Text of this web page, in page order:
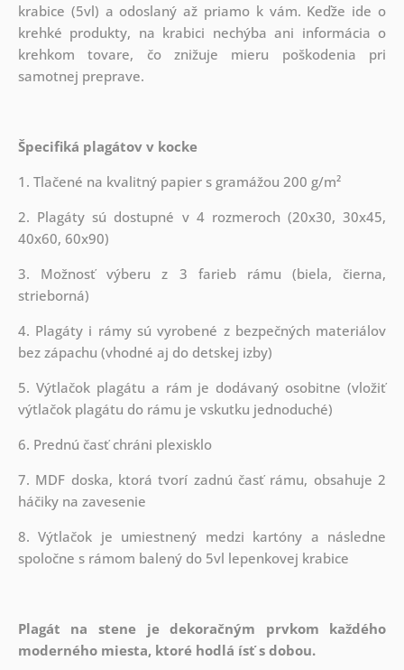
krabice (5vl) a odoslaný až priamo k vám. Keďže ide o
krehké produkty, na krabici nechýba ani informácia o
krehkom tovare, čo znižuje mieru poškodenia pri
samotnej preprave.
Špecifiká plagátov v kocke
1. Tlačené na kvalitný papier s gramážou 200 g/m²
2. Plagáty sú dostupné v 4 rozmeroch (20x30, 30x45,
40x60, 60x90)
3. Možnosť výberu z 3 farieb rámu (biela, čierna,
strieborná)
4. Plagáty i rámy sú vyrobené z bezpečných materiálov
bez zápachu (vhodné aj do detskej izby)
5. Výtlačok plagátu a rám je dodávaný osobitne (vložiť
výtlačok plagátu do rámu je vskutku jednoduché)
6. Prednú časť chráni plexisklo
7. MDF doska, ktorá tvorí zadnú časť rámu, obsahuje 2
háčiky na zavesenie
8. Výtlačok je umiestnený medzi kartóny a následne
spoločne s rámom balený do 5vl lepenkovej krabice
Plagát na stene je dekoračným prvkom každého
moderného miesta, ktoré hodlá ísť s dobou.